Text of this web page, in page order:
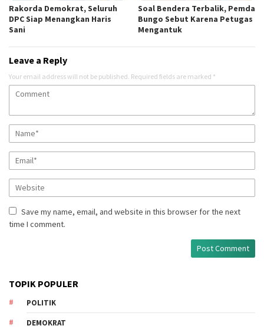
Rakorda Demokrat, Seluruh
DPC Siap Menangkan Haris
Sani
Soal Bendera Terbalik, Pemda
Bungo Sebut Karena Petugas
Mengantuk
Leave a Reply
Your email address will not be published. Required fields are marked *
Save my name, email, and website in this browser for the next
time I comment.
TOPIK POPULER
POLITIK
DEMOKRAT